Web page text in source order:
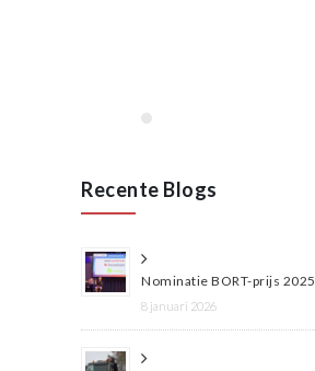
Recente Blogs
Nominatie BORT-prijs 2025
8 januari 2026